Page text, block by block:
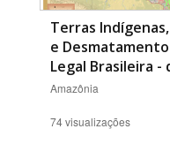
Terras
e
Legal Brasileira -
Amazônia
74 visualizações